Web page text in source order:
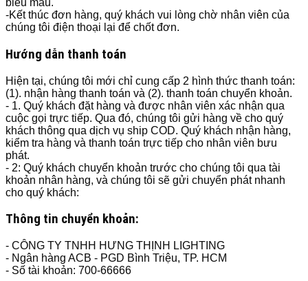
biểu mẫu.
-Kết thúc đơn hàng, quý khách vui lòng chờ nhân viên của
chúng tôi điện thoại lại để chốt đơn.
Hướng dẫn thanh toán
Hiện tại, chúng tôi mới chỉ cung cấp 2 hình thức thanh toán:
(1). nhận hàng thanh toán và (2). thanh toán chuyển khoản.
- 1. Quý khách đặt hàng và được nhân viên xác nhận qua
cuộc gọi trực tiếp. Qua đó, chúng tôi gửi hàng về cho quý
khách thông qua dịch vụ ship COD. Quý khách nhận hàng,
kiểm tra hàng và thanh toán trực tiếp cho nhân viên bưu
phát.
- 2: Quý khách chuyển khoản trước cho chúng tôi qua tài
khoản nhân hàng, và chúng tôi sẽ gửi chuyển phát nhanh
cho quý khách:
Thông tin chuyển khoản:
- CÔNG TY TNHH HƯNG THỊNH LIGHTING
- Ngân hàng ACB - PGD Bình Triệu, TP. HCM
- Số tài khoản: 700-66666